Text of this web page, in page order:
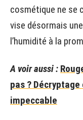
cosmétique ne se
vise désormais
l’humidité à la
A voir aussi :
pas ?
impeccable